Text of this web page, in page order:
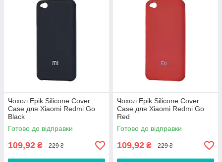
Чохол Epik Silicone Cover
Case для Xiaomi Redmi Go
Black
Готово до відправки
109,92 ₴ 229 ₴
Чохол Epik Silicone Cover
Case для Xiaomi Redmi Go
Red
Готово до відправки
109,92 ₴ 229 ₴